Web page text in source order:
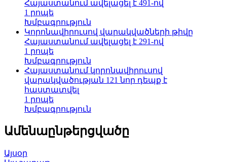
Հայաստանում ավելացել է 491-ով
1 րոպե
Խմբագրություն
Կորոնավիրուսով վարակվածների թիվը
Հայաստանում ավելացել է 291-ով
1 րոպե
Խմբագրություն
Հայաստանում կորոնավիրուսով
վարակվածության 121 նոր դեպք է
հաստատվել
1 րոպե
Խմբագրություն
Ամենաընթերցվածը
Այսօր